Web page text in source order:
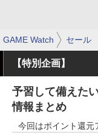
GAME Watch セール
【特別企画】
予習して備えた
情報まとめ
今回はポイント還元